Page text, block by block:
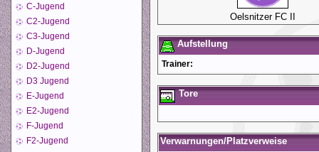
C-Jugend
C2-Jugend
C3-Jugend
D-Jugend
D2-Jugend
D3 Jugend
E-Jugend
E2-Jugend
F-Jugend
F2-Jugend
Oelsnitzer FC II
Aufstellung
Trainer:
Tore
Verwarnungen/Platzverweise